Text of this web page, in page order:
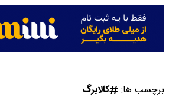
برچسب ها: کالابرگ